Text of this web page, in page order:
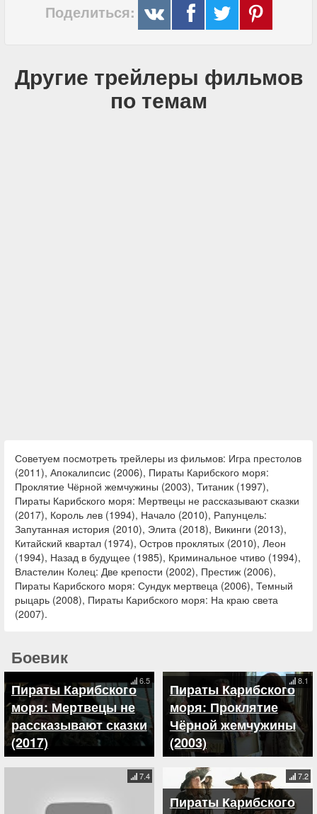
Поделиться:
Другие трейлеры фильмов
по темам
Советуем посмотреть трейлеры из фильмов: Игра престолов
(2011), Апокалипсис (2006), Пираты Карибского моря:
Проклятие Чёрной жемчужины (2003), Титаник (1997),
Пираты Карибского моря: Мертвецы не рассказывают сказки
(2017), Король лев (1994), Начало (2010), Рапунцель:
Запутанная история (2010), Элита (2018), Викинги (2013),
Китайский квартал (1974), Остров проклятых (2010), Леон
(1994), Назад в будущее (1985), Криминальное чтиво (1994),
Властелин Колец: Две крепости (2002), Престиж (2006),
Пираты Карибского моря: Сундук мертвеца (2006), Темный
рыцарь (2008), Пираты Карибского моря: На краю света
(2007).
Боевик
Пираты Карибского
моря: Мертвецы не
рассказывают сказки
(2017)
6.5
Пираты Карибского
моря: Проклятие
Чёрной жемчужины
(2003)
8.1
7.4
Пираты Карибского
7.2